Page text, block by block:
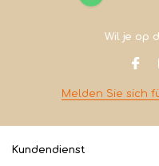
Wil je op
Melden Sie sich
Kundendienst